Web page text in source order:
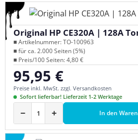
Original HP CE320A | 128A
■ Artikelnummer: TO-100963
■ für ca. 2.000 Seiten (5%)
■ Preis/100 Seiten: 4,80 €
Regulärer Preis:
95,95 €
Preise inkl. MwSt. zzgl. Versandkosten
Sofort lieferbar! Lieferzeit 1-2 Werktage
− + In den